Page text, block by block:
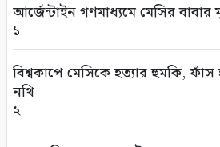
আর্জেন্টাইন গণমাধ্যমে মেসির
১
বিশ্বকাপে মেসিকে হত্যার হুমকি,
নথি
২